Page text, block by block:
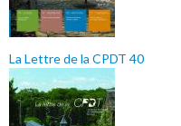
La Lettre de la CPDT 40